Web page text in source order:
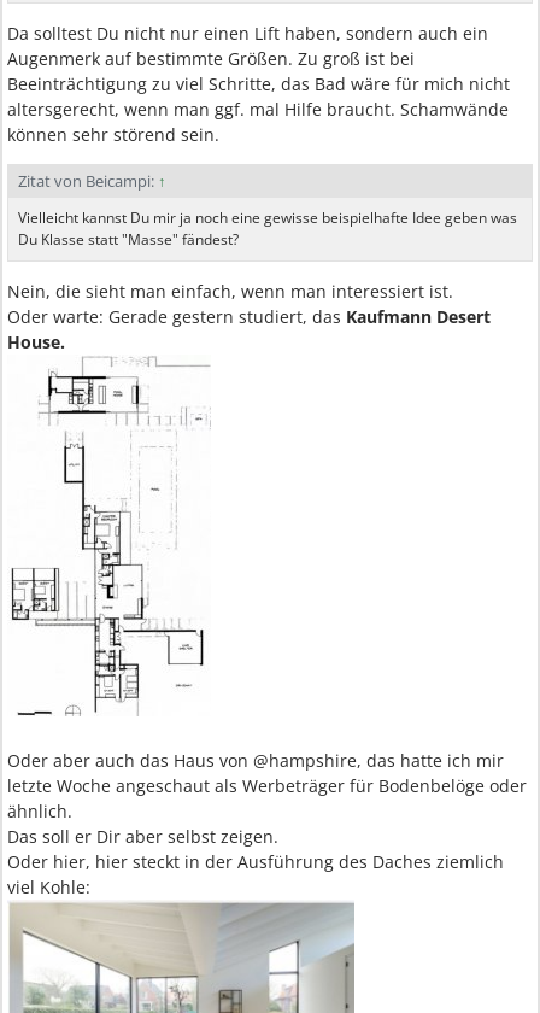
Da solltest Du nicht nur einen Lift haben, sondern auch ein
Augenmerk auf bestimmte Größen. Zu groß ist bei
Beeinträchtigung zu viel Schritte, das Bad wäre für mich nicht
altersgerecht, wenn man ggf. mal Hilfe braucht. Schamwände
können sehr störend sein.
Zitat von Beicampi: ↑
Vielleicht kannst Du mir ja noch eine gewisse beispielhafte Idee geben was
Du Klasse statt "Masse" fändest?
Nein, die sieht man einfach, wenn man interessiert ist.
Oder warte: Gerade gestern studiert, das Kaufmann Desert
House.
Oder aber auch das Haus von @hampshire, das hatte ich mir
letzte Woche angeschaut als Werbeträger für Bodenbelöge oder
ähnlich.
Das soll er Dir aber selbst zeigen.
Oder hier, hier steckt in der Ausführung des Daches ziemlich
viel Kohle: